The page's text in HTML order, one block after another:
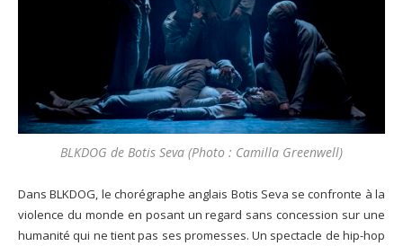
BLKDOG de Botis Seva (Photo : Camilla Greenwell)
Dans BLKDOG, le chorégraphe anglais Botis Seva se confronte à la
violence du monde en posant un regard sans concession sur une
humanité qui ne tient pas ses promesses. Un spectacle de hip-hop